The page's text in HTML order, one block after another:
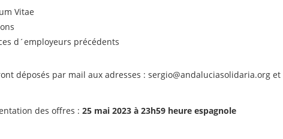
Vitae
d´employeurs précédents
déposés par mail aux adresses : sergio@andaluciasolidaria.org et
des offres : 25 mai 2023 à 23h59 heure espagnole